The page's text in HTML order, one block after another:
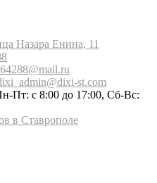
Назара Енина, 11
st.com
Пт: с 8:00 до 17:00, Сб-Вс:
в Ставрополе